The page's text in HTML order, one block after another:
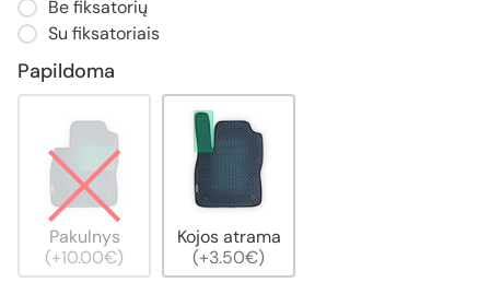
Be fiksatorių
Su fiksatoriais
Papildoma
Pakulnys
(+10.00€)
Kojos atrama
(+3.50€)